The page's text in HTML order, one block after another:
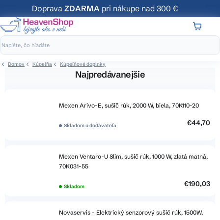
na
obsah
Doprava ZDARMA pri nákupe nad 300 €
Domov Kúpeľňa Kúpeľňové doplnky
Najpredávanejšie
Mexen Arivo-E, sušič rúk, 2000 W, biela, 70K110-20
Skladom u dodávateľa €44,70
Mexen Ventaro-U Slim, sušič rúk, 1000 W, zlatá matná,
70K031-55
Skladom €190,03
Novaservis - Elektrický senzorový sušič rúk, 1500W,